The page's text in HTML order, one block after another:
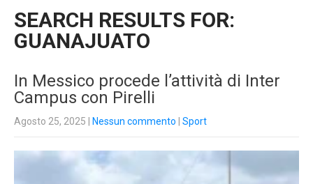
SEARCH RESULTS FOR:
GUANAJUATO
In Messico procede l’attività di Inter
Campus con Pirelli
Agosto 25, 2025 Nessun commento Sport